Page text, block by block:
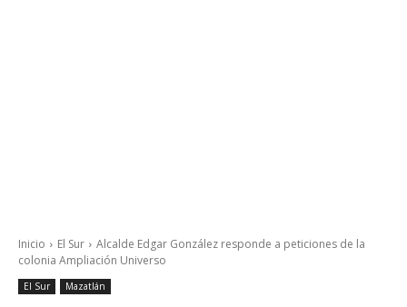
Inicio El Sur
Alcalde Edgar González responde a peticiones de la
colonia Ampliación Universo
El Sur Mazatlán